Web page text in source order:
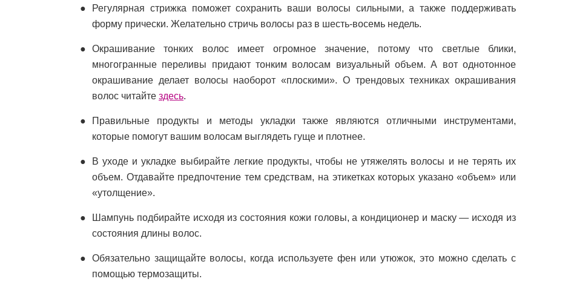
Регулярная стрижка поможет сохранить ваши волосы сильными, а также поддерживать
форму прически. Желательно стричь волосы раз в шесть-восемь недель.
Окрашивание тонких волос имеет огромное значение, потому что светлые блики,
многогранные переливы придают тонким волосам визуальный объем. А вот однотонное
окрашивание делает волосы наоборот «плоскими». О трендовых техниках окрашивания
волос читайте здесь.
Правильные продукты и методы укладки также являются отличными инструментами,
которые помогут вашим волосам выглядеть гуще и плотнее.
В уходе и укладке выбирайте легкие продукты, чтобы не утяжелять волосы и не терять их
объем. Отдавайте предпочтение тем средствам, на этикетках которых указано «объем» или
«утолщение».
Шампунь подбирайте исходя из состояния кожи головы, а кондиционер и маску — исходя из
состояния длины волос.
Обязательно защищайте волосы, когда используете фен или утюжок, это можно сделать с
помощью термозащиты.